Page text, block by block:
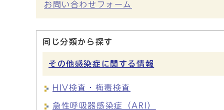
お問い合わせフォーム
同じ分類から探す
その他感染症に関する情報
HIV検査・梅毒検査
急性呼吸器感染症（ARI）